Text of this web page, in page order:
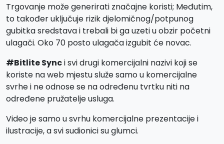
Trgovanje može generirati značajne koristi; Međutim,
to također uključuje rizik djelomičnog/potpunog
gubitka sredstava i trebali bi ga uzeti u obzir početni
ulagači. Oko 70 posto ulagača izgubit će novac.
#Bitlite Synci svi drugi komercijalni nazivi koji se
koriste na web mjestu služe samo u komercijalne
svrhe i ne odnose se na određenu tvrtku niti na
određene pružatelje usluga.
Video je samo u svrhu komercijalne prezentacije i
ilustracije, a svi sudionici su glumci.